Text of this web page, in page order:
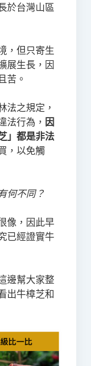
於台灣山區
，但只寄生
展生長，因
苦。
法之規定，
法行為， 因
」都是非法
，以免觸
何不同？
像，因此早
已經證實牛
邊幫大家整
出牛樟芝和